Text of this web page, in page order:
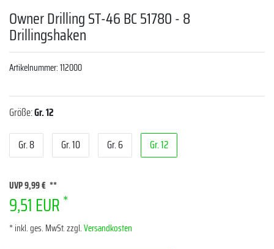
Owner Drilling ST-46 BC 51780 - 8
Drillingshaken
Artikelnummer:112000
Größe:Gr. 12
Gr. 8 Gr. 10 Gr. 6 Gr. 12
UVP 9,99 €
9,51 EUR *
* inkl. ges. MwSt. zzgl.Versandkosten